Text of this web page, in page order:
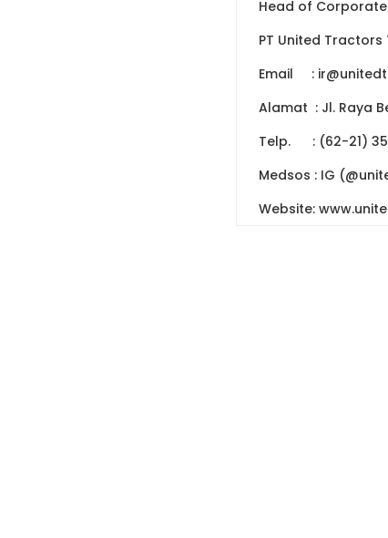
Head of
PT United Tractors
Email :
Alamat : Jl. Raya
Telp. : (62-21)
Medsos : IG
Website: